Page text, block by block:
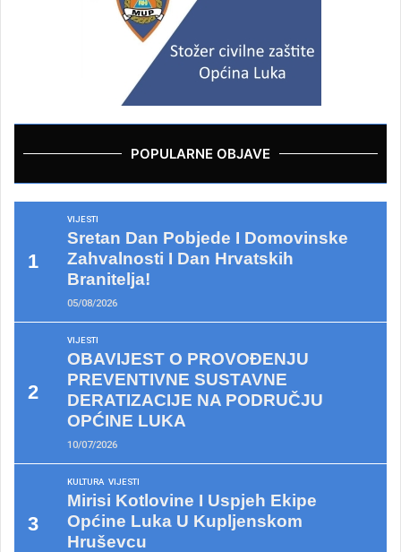
POPULARNE OBJAVE
VIJESTI
Sretan Dan Pobjede I Domovinske
Zahvalnosti I Dan Hrvatskih
Branitelja!
05/08/2026
VIJESTI
OBAVIJEST O PROVOĐENJU
PREVENTIVNE SUSTAVNE
DERATIZACIJE NA PODRUČJU
OPĆINE LUKA
10/07/2026
KULTURA VIJESTI
Mirisi Kotlovine I Uspjeh Ekipe
Općine Luka U Kupljenskom
Hruševcu